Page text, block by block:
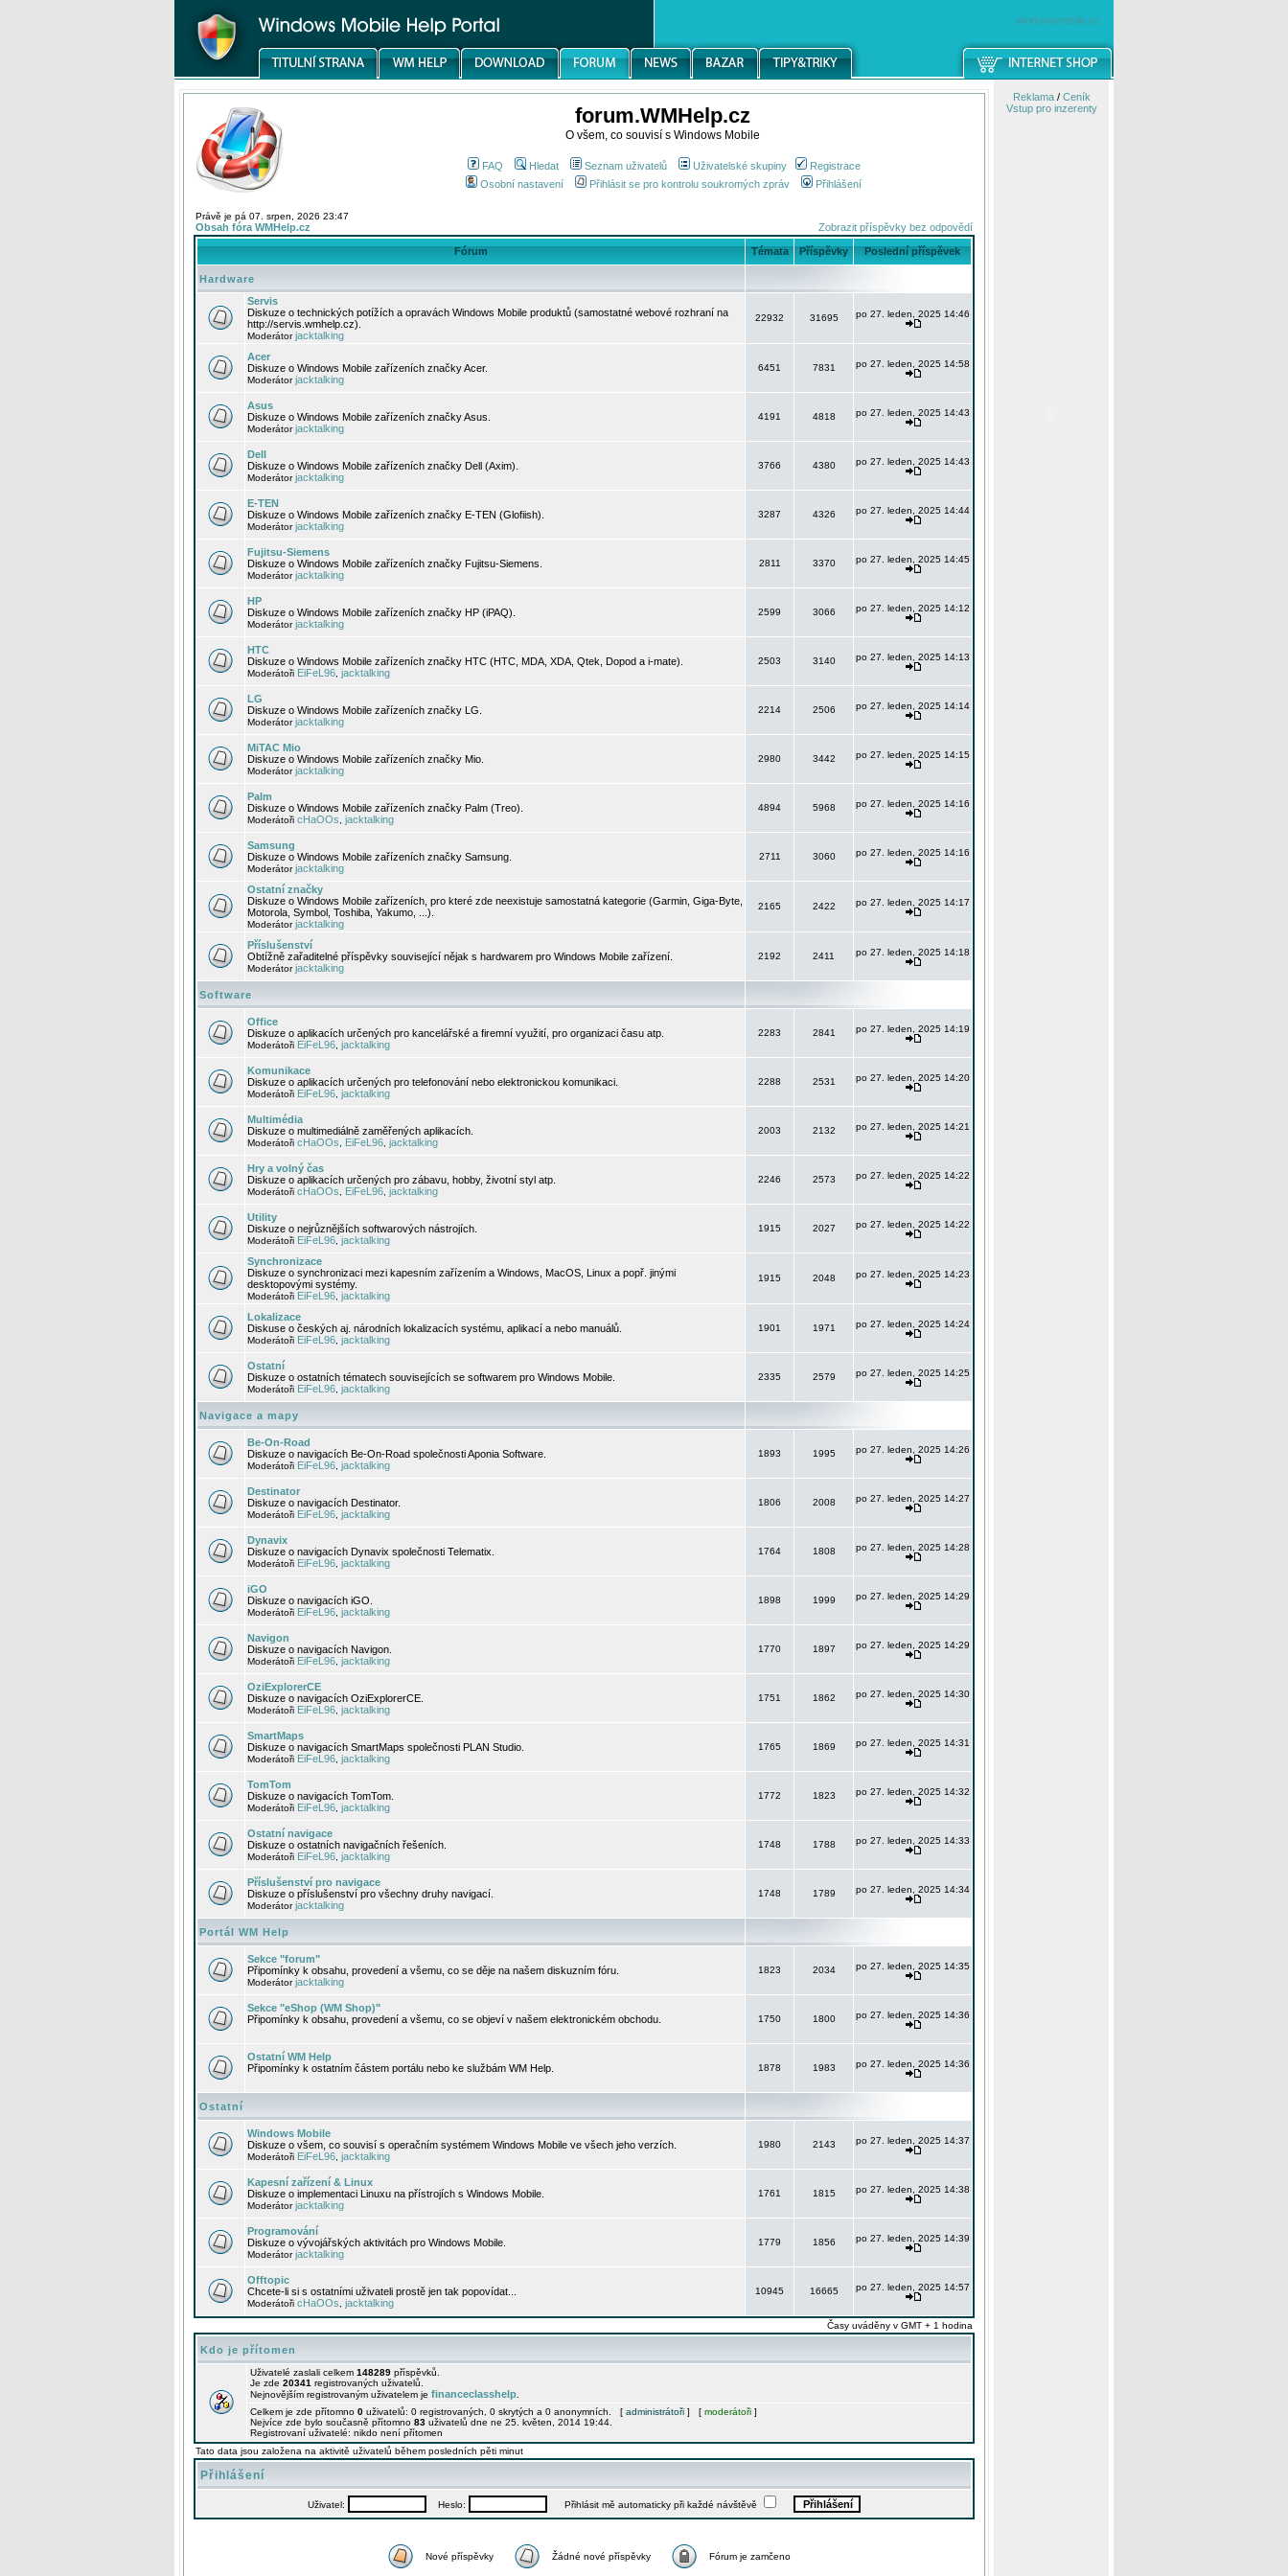
windowsmobile.cz
forum.WMHelp.cz
O všem, co souvisí s Windows Mobile
FAQ Hledat Seznam uživatelů Uživatelské skupiny
Registrace
Osobní nastavení
Přihlásit se pro kontrolu soukromých zpráv Přihlášení
Právě je pá 07. srpen, 2026 23:47
Obsah fóra WMHelp.cz Zobrazit příspěvky bez odpovědí
Fórum Témata Příspěvky Poslední příspěvek
Hardware
Servis
Diskuze o technických potížích a opravách Windows Mobile produktů (samostatné webové rozhraní na
http://servis.wmhelp.cz).
Moderátorjacktalking
22932 31695 po 27. leden, 2025 14:46
Acer
Diskuze o Windows Mobile zařízeních značky Acer.
Moderátorjacktalking
6451 7831 po 27. leden, 2025 14:58
Asus
Diskuze o Windows Mobile zařízeních značky Asus.
Moderátorjacktalking
4191 4818 po 27. leden, 2025 14:43
Dell
Diskuze o Windows Mobile zařízeních značky Dell (Axim).
Moderátorjacktalking
3766 4380 po 27. leden, 2025 14:43
E-TEN
Diskuze o Windows Mobile zařízeních značky E-TEN (Glofiish).
Moderátorjacktalking
3287 4326 po 27. leden, 2025 14:44
Fujitsu-Siemens
Diskuze o Windows Mobile zařízeních značky Fujitsu-Siemens.
Moderátorjacktalking
2811 3370 po 27. leden, 2025 14:45
HP
Diskuze o Windows Mobile zařízeních značky HP (iPAQ).
Moderátorjacktalking
2599 3066 po 27. leden, 2025 14:12
HTC
Diskuze o Windows Mobile zařízeních značky HTC (HTC, MDA, XDA, Qtek, Dopod a i-mate).
Moderátoři EiFeL96 jacktalking
2503 3140 po 27. leden, 2025 14:13
LG
Diskuze o Windows Mobile zařízeních značky LG.
Moderátorjacktalking
2214 2506 po 27. leden, 2025 14:14
MiTAC Mio
Diskuze o Windows Mobile zařízeních značky Mio.
Moderátorjacktalking
2980 3442 po 27. leden, 2025 14:15
Palm
Diskuze o Windows Mobile zařízeních značky Palm (Treo).
Moderátoři cHaOOs jacktalking
4894 5968 po 27. leden, 2025 14:16
Samsung
Diskuze o Windows Mobile zařízeních značky Samsung.
Moderátorjacktalking
2711 3060 po 27. leden, 2025 14:16
Ostatní značky
Diskuze o Windows Mobile zařízeních, pro které zde neexistuje samostatná kategorie (Garmin, Giga-Byte,
Motorola, Symbol, Toshiba, Yakumo, ...).
Moderátorjacktalking
2165 2422 po 27. leden, 2025 14:17
Příslušenství
Obtížně zařaditelné příspěvky související nějak s hardwarem pro Windows Mobile zařízení.
Moderátorjacktalking
2192 2411 po 27. leden, 2025 14:18
Software
Office
Diskuze o aplikacích určených pro kancelářské a firemní využití, pro organizaci času atp.
Moderátoři EiFeL96 jacktalking
2283 2841 po 27. leden, 2025 14:19
Komunikace
Diskuze o aplikacích určených pro telefonování nebo elektronickou komunikaci.
Moderátoři EiFeL96 jacktalking
2288 2531 po 27. leden, 2025 14:20
Multimédia
Diskuze o multimediálně zaměřených aplikacích.
Moderátoři cHaOOs EiFeL96 jacktalking
2003 2132 po 27. leden, 2025 14:21
Hry a volný čas
Diskuze o aplikacích určených pro zábavu, hobby, životní styl atp.
Moderátoři cHaOOs EiFeL96 jacktalking
2246 2573 po 27. leden, 2025 14:22
Utility
Diskuze o nejrůznějších softwarových nástrojích.
Moderátoři EiFeL96 jacktalking
1915 2027 po 27. leden, 2025 14:22
Synchronizace
Diskuze o synchronizaci mezi kapesním zařízením a Windows, MacOS, Linux a popř. jinými
desktopovými systémy.
Moderátoři EiFeL96 jacktalking
1915 2048 po 27. leden, 2025 14:23
Lokalizace
Diskuse o českých aj. národních lokalizacích systému, aplikací a nebo manuálů.
Moderátoři EiFeL96 jacktalking
1901 1971 po 27. leden, 2025 14:24
Ostatní
Diskuze o ostatních tématech souvisejících se softwarem pro Windows Mobile.
Moderátoři EiFeL96 jacktalking
2335 2579 po 27. leden, 2025 14:25
Navigace a mapy
Be-On-Road
Diskuze o navigacích Be-On-Road společnosti Aponia Software.
Moderátoři EiFeL96 jacktalking
1893 1995 po 27. leden, 2025 14:26
Destinator
Diskuze o navigacích Destinator.
Moderátoři EiFeL96 jacktalking
1806 2008 po 27. leden, 2025 14:27
Dynavix
Diskuze o navigacích Dynavix společnosti Telematix.
Moderátoři EiFeL96 jacktalking
1764 1808 po 27. leden, 2025 14:28
iGO
Diskuze o navigacích iGO.
Moderátoři EiFeL96 jacktalking
1898 1999 po 27. leden, 2025 14:29
Navigon
Diskuze o navigacích Navigon.
Moderátoři EiFeL96 jacktalking
1770 1897 po 27. leden, 2025 14:29
OziExplorerCE
Diskuze o navigacích OziExplorerCE.
Moderátoři EiFeL96 jacktalking
1751 1862 po 27. leden, 2025 14:30
SmartMaps
Diskuze o navigacích SmartMaps společnosti PLAN Studio.
Moderátoři EiFeL96 jacktalking
1765 1869 po 27. leden, 2025 14:31
TomTom
Diskuze o navigacích TomTom.
Moderátoři EiFeL96 jacktalking
1772 1823 po 27. leden, 2025 14:32
Ostatní navigace
Diskuze o ostatních navigačních řešeních.
Moderátoři EiFeL96 jacktalking
1748 1788 po 27. leden, 2025 14:33
Příslušenství pro navigace
Diskuze o příslušenství pro všechny druhy navigací.
Moderátorjacktalking
1748 1789 po 27. leden, 2025 14:34
Portál WM Help
Sekce "forum"
Připomínky k obsahu, provedení a všemu, co se děje na našem diskuzním fóru.
Moderátorjacktalking
1823 2034 po 27. leden, 2025 14:35
Sekce "eShop (WM Shop)"
Připomínky k obsahu, provedení a všemu, co se objeví v našem elektronickém obchodu.
1750 1800 po 27. leden, 2025 14:36
Ostatní WM Help
Připomínky k ostatním částem portálu nebo ke službám WM Help.
1878 1983 po 27. leden, 2025 14:36
Ostatní
Windows Mobile
Diskuze o všem, co souvisí s operačním systémem Windows Mobile ve všech jeho verzích.
Moderátoři EiFeL96 jacktalking
1980 2143 po 27. leden, 2025 14:37
Kapesní zařízení & Linux
Diskuze o implementaci Linuxu na přístrojích s Windows Mobile.
Moderátorjacktalking
1761 1815 po 27. leden, 2025 14:38
Programování
Diskuze o vývojářských aktivitách pro Windows Mobile.
Moderátorjacktalking
1779 1856 po 27. leden, 2025 14:39
Offtopic
Chcete-li si s ostatními uživateli prostě jen tak popovídat...
Moderátoři cHaOOs jacktalking
10945 16665 po 27. leden, 2025 14:57
Časy uváděny v GMT + 1 hodina
Kdo je přítomen
Uživatelé zaslali celkem 148289 příspěvků.
Je zde 20341 registrovaných uživatelů.
Nejnovějším registrovaným uživatelem je financeclasshelp
Celkem je zde přítomno 0 uživatelů: 0 registrovaných, 0 skrytých a 0 anonymních. [ administrátoři ] [ moderátoři ]
Nejvíce zde bylo současně přítomno 83 uživatelů dne ne 25. květen, 2014 19:44.
Registrovaní uživatelé: nikdo není přítomen
Tato data jsou založena na aktivitě uživatelů během posledních pěti minut
Přihlášení
Uživatel: Heslo: Přihlásit mě automaticky při každé návštěvě
Nové příspěvky Žádné nové příspěvky Fórum je zamčeno
Reklama/ Ceník
Vstup pro inzerenty